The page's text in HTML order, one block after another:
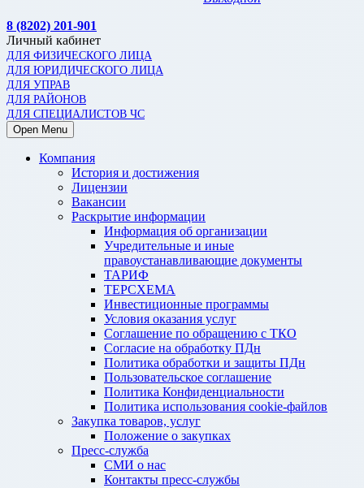
8 (8202) 201-901
Личный кабинет
ДЛЯ ФИЗИЧЕСКОГО ЛИЦА
ДЛЯ ЮРИДИЧЕСКОГО ЛИЦА
ДЛЯ УПРАВ
ДЛЯ РАЙОНОВ
ДЛЯ СПЕЦИАЛИСТОВ ЧС
Open Menu
Компания
История и достижения
Лицензии
Вакансии
Раскрытие информации
Информация об организации
Учредительные и иные
правоустанавливающие документы
ТАРИФ
ТЕРСХЕМА
Инвестиционные программы
Условия оказания услуг
Соглашение по обращению с ТКО
Согласие на обработку ПДн
Политика обработки и защиты ПДн
Пользовательское соглашение
Политика Конфиденциальности
Политика использования cookie-файлов
Закупка товаров, услуг
Положение о закупках
Пресс-служба
СМИ о нас
Контакты пресс-службы